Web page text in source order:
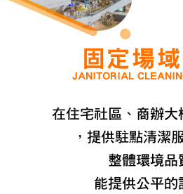
固定場
JANITORIAL
在住宅社區、商辦大
，提供駐點清潔
整體環境品
能提供公平的